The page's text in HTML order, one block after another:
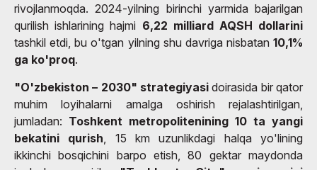
rivojlanmoqda. 2024-yilning birinchi yarmida bajarilgan
qurilish ishlarining hajmi 6,22 milliard AQSH dollarini
tashkil etdi, bu o'tgan yilning shu davriga nisbatan 10,1%
ga ko'proq.
"O'zbekiston – 2030" strategiyasi doirasida bir qator
muhim loyihalarni amalga oshirish rejalashtirilgan,
jumladan: Toshkent metropolitenining 10 ta yangi
bekatini qurish , 15 km uzunlikdagi halqa yo'lining
ikkinchi bosqichini barpo etish, 80 gektar maydonda